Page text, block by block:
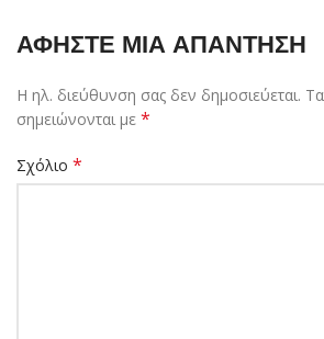
ΑΦΉΣΤΕ ΜΙΑ ΑΠΆΝΤΗΣΗ
Η ηλ. διεύθυνση σας δεν δημοσιεύεται.
σημειώνονται με *
Σχόλιο *